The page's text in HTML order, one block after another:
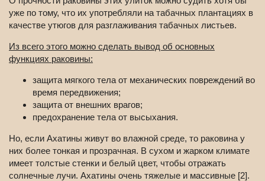
уже по тому, что их употребляли на табачных плантациях в
качестве утюгов для разглаживания табачных листьев.
Из всего этого можно сделать вывод об основных
функциях раковины:
защита мягкого тела от механических повреждений во
время передвижения;
защита от внешних врагов;
предохранение тела от высыхания.
Но, если Ахатины живут во влажной среде, то раковина у
них более тонкая и прозрачная. В сухом и жарком климате
имеет толстые стенки и белый цвет, чтобы отражать
солнечные лучи. Ахатины очень тяжелые и массивные [2].